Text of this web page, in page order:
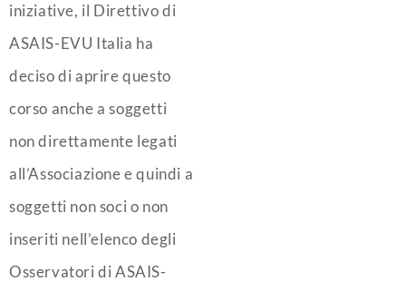
iniziative, il Direttivo di
ASAIS-EVU Italia ha
deciso di aprire questo
corso anche a soggetti
non direttamente legati
all’Associazione e quindi a
soggetti non soci o non
inseriti nell’elenco degli
Osservatori di ASAIS-